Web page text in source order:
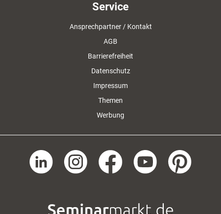
Service
Ansprechpartner / Kontakt
AGB
Barrierefreiheit
Datenschutz
Impressum
Themen
Werbung